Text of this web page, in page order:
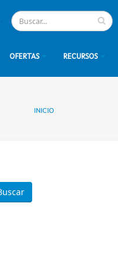
OFERTAS RECURSOS
INICIO